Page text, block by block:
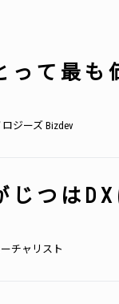
って最も
ジーズ Bizdev
じつは
チャリスト